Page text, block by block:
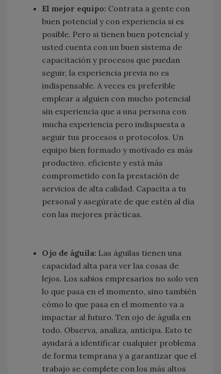
El mejor equipo: Contrata a gente con
buen potencial y con experiencia si es
posible. Pero si tienen buen potencial y
usted cuenta con un buen sistema de
capacitación y procesos que puedan
seguir, la experiencia previa no es
indispensable. A veces es preferible
emplear a alguien con mucho potencial
sin experiencia que a una persona con
mucha experiencia pero indispuesta a
seguir tus procesos o protocolos. Un
equipo bien formado y motivado es más
productivo, eficiente y está más
comprometido con la prestación de
servicios de alta calidad. Capacita a tu
personal y asegúrate de que estén al día
con las mejores prácticas.
Ojo de águila: Las águilas tienen una
capacidad alta para ver las cosas de
lejos. Los sabios empresarios no solo ven
lo que pasa en el momento, sino también
cómo lo que pasa en el momento va a
impactar al futuro. Ten ojo de águila en
todo. Observa, analiza, anticipa. Esto te
ayudará a identificar cualquier problema
de forma temprana y a garantizar que el
trabajo se complete con los más altos